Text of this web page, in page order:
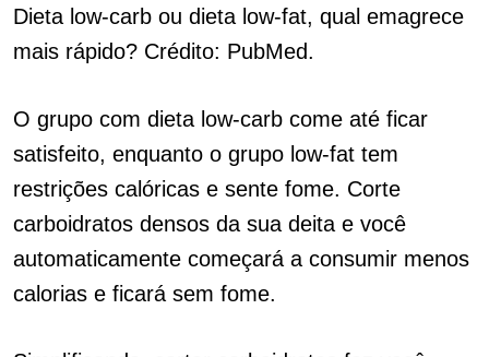
Dieta low-carb ou dieta low-fat, qual emagrece
mais rápido? Crédito: PubMed.
O grupo com dieta low-carb come até ficar
satisfeito, enquanto o grupo low-fat tem
restrições calóricas e sente fome. Corte
carboidratos densos da sua deita e você
automaticamente começará a consumir menos
calorias e ficará sem fome.